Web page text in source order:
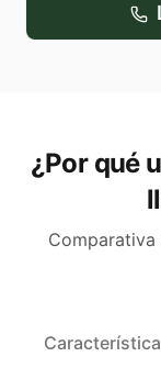
¿Por qué
Característica